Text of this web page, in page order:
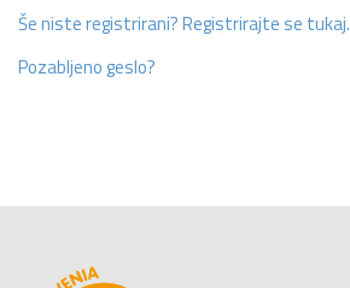
Še niste registrirani? Registrirajte se tukaj.
Pozabljeno geslo?